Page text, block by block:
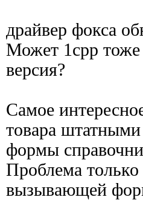
драйвер фокса
Может 1cpp тоже
версия?
Самое
товара штатными
формы
Проблема
вызывающей